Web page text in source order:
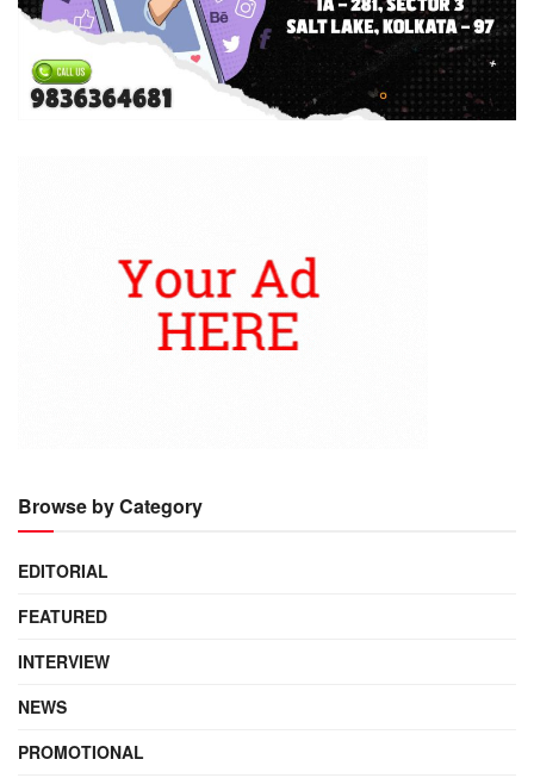
Browse by Category
EDITORIAL
FEATURED
INTERVIEW
NEWS
PROMOTIONAL